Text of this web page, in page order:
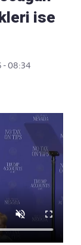
ise
- 08:34